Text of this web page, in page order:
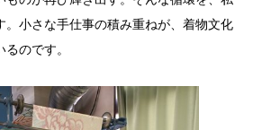
。小さな手仕事の積み重ねが、着物文化
のです。